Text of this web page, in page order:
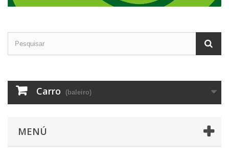
Carro (baleiro)
MENÚ